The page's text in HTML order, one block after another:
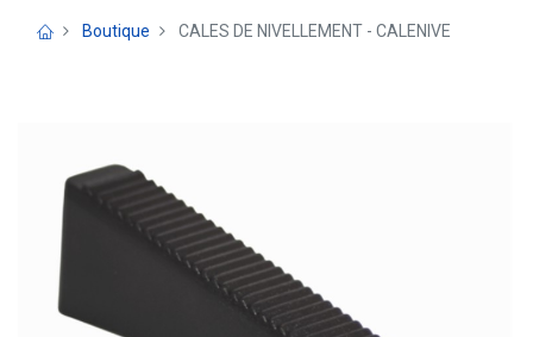
Boutique CALES DE NIVELLEMENT - CALENIVE